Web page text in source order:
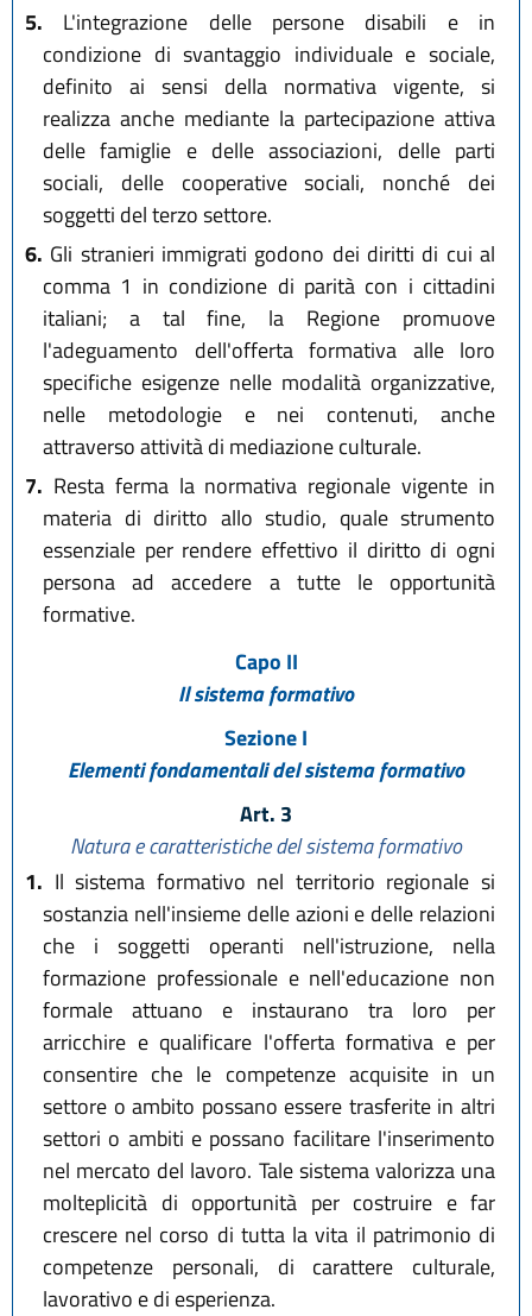
5. L'integrazione delle persone disabili e in
condizione di svantaggio individuale e sociale,
definito ai sensi della normativa vigente, si
realizza anche mediante la partecipazione attiva
delle famiglie e delle associazioni, delle parti
sociali, delle cooperative sociali, nonché dei
soggetti del terzo settore.
6. Gli stranieri immigrati godono dei diritti di cui al
comma 1 in condizione di parità con i cittadini
italiani; a tal fine, la Regione promuove
l'adeguamento dell'offerta formativa alle loro
specifiche esigenze nelle modalità organizzative,
nelle metodologie e nei contenuti, anche
attraverso attività di mediazione culturale.
7. Resta ferma la normativa regionale vigente in
materia di diritto allo studio, quale strumento
essenziale per rendere effettivo il diritto di ogni
persona ad accedere a tutte le opportunità
formative.
Capo II
Il sistema formativo
Sezione I
Elementi fondamentali del sistema formativo
Art. 3
Natura e caratteristiche del sistema formativo
1. Il sistema formativo nel territorio regionale si
sostanzia nell'insieme delle azioni e delle relazioni
che i soggetti operanti nell'istruzione, nella
formazione professionale e nell'educazione non
formale attuano e instaurano tra loro per
arricchire e qualificare l'offerta formativa e per
consentire che le competenze acquisite in un
settore o ambito possano essere trasferite in altri
settori o ambiti e possano facilitare l'inserimento
nel mercato del lavoro. Tale sistema valorizza una
molteplicità di opportunità per costruire e far
crescere nel corso di tutta la vita il patrimonio di
competenze personali, di carattere culturale,
lavorativo e di esperienza.